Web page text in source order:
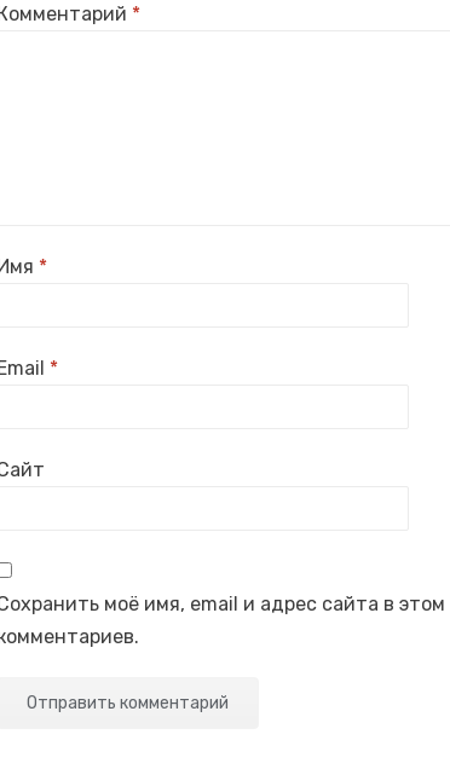
*
*
*
моё имя, email и адрес сайта в